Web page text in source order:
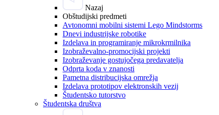
Nazaj
Obštudijski predmeti
Avtonomni mobilni sistemi Lego Mindstorms
Dnevi industrijske robotike
Izdelava in programiranje mikrokrmilnika
Izobraževalno-promocijski projekti
Izobraževanje gostujočega predavatelja
Odprta koda v znanosti
Pametna distribucijska omrežja
Izdelava prototipov elektronskih vezij
Študentsko tutorstvo
Študentska društva